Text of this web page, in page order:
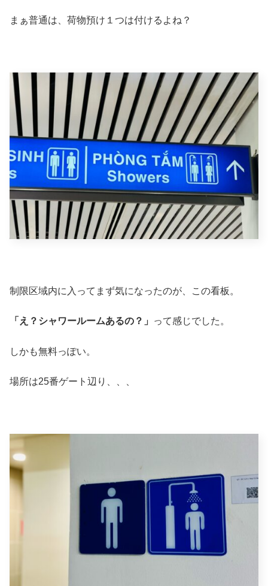
まぁ普通は、荷物預け１つは付けるよね？
制限区域内に入ってまず気になったのが、この看板。
「え？シャワールームあるの？」 って感じでした。
しかも無料っぽい。
場所は25番ゲート辺り、、、